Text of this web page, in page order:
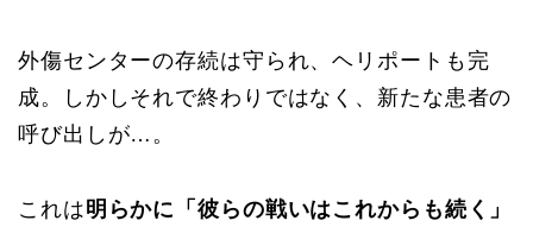
外傷センターの存続は守られ、ヘリポートも完
成。しかしそれで終わりではなく、新たな患者の
呼び出しが…。
これは明らかに「彼らの戦いはこれからも続く」